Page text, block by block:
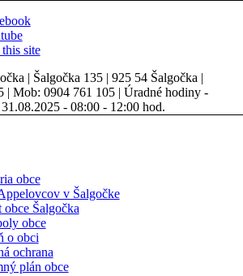
site
| Šalgočka 135 | 925 54 Šalgočka |
| Mob: 0904 761 105 | Úradné hodiny -
- 08:00 - 12:00 hod.
obce
v Šalgočke
obce Šalgočka
obce
o obci
ochrana
plán obce